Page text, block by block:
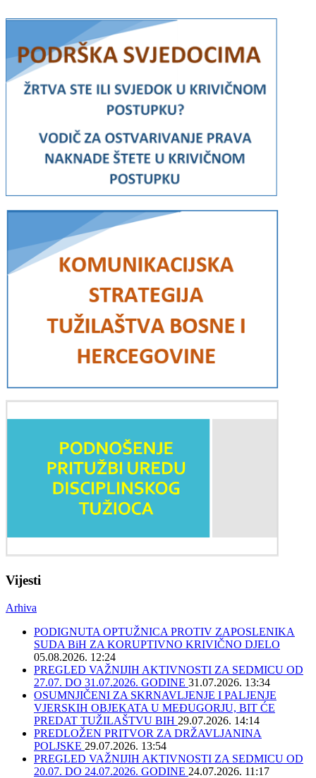
Vijesti
Arhiva
PODIGNUTA OPTUŽNICA PROTIV ZAPOSLENIKA
SUDA BiH ZA KORUPTIVNO KRIVIČNO DJELO
05.08.2026. 12:24
PREGLED VAŽNIJIH AKTIVNOSTI ZA SEDMICU OD
27.07. DO 31.07.2026. GODINE 31.07.2026. 13:34
OSUMNJIČENI ZA SKRNAVLJENJE I PALJENJE
VJERSKIH OBJEKATA U MEĐUGORJU, BIT ĆE
PREDAT TUŽILAŠTVU BIH 29.07.2026. 14:14
PREDLOŽEN PRITVOR ZA DRŽAVLJANINA
POLJSKE 29.07.2026. 13:54
PREGLED VAŽNIJIH AKTIVNOSTI ZA SEDMICU OD
20.07. DO 24.07.2026. GODINE 24.07.2026. 11:17